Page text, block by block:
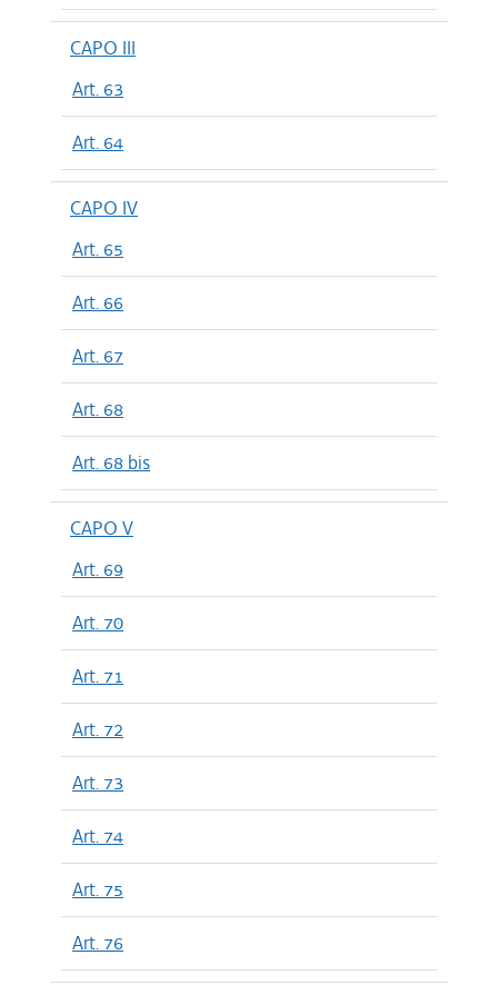
CAPO III
Art. 63
Art. 64
CAPO IV
Art. 65
Art. 66
Art. 67
Art. 68
Art. 68 bis
CAPO V
Art. 69
Art. 70
Art. 71
Art. 72
Art. 73
Art. 74
Art. 75
Art. 76